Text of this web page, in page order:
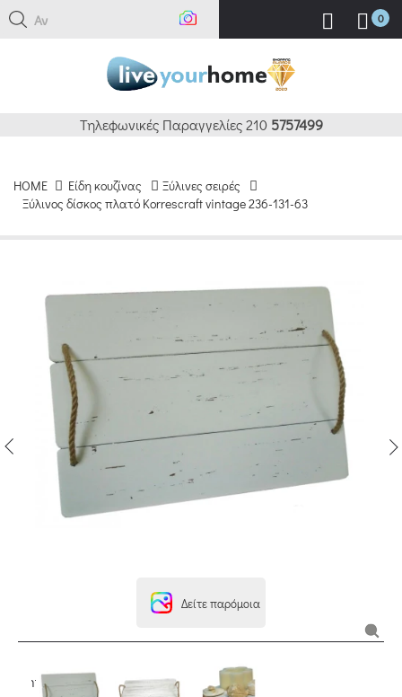
Αναζ 0
Τηλεφωνικές Παραγγελίες 210 5757499
HOME Είδη κουζίνας
Ξύλινες σειρές
Ξύλινος δίσκος πλατό Korrescraft vintage 236-131-63
Δείτε παρόμοια